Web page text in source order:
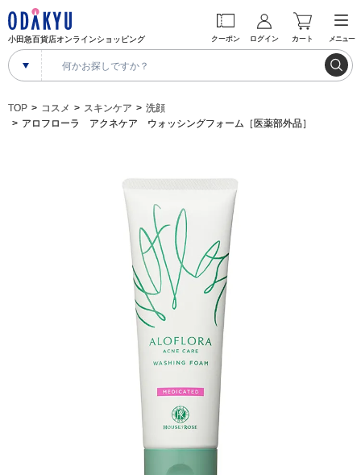
小田急百貨店オンラインショッピング クーポン ログイン カート メニュー
TOP コスメ スキンケア
洗顔
アロフローラ アクネケア ウォッシングフォーム［医薬部外品］